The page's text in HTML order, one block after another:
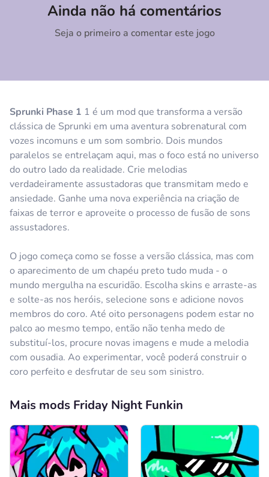
Sprunki Phase 1 1 é um mod que transforma a versão
clássica de Sprunki em uma aventura sobrenatural com
vozes incomuns e um som sombrio. Dois mundos
paralelos se entrelaçam aqui, mas o foco está no universo
do outro lado da realidade. Crie melodias
verdadeiramente assustadoras que transmitam medo e
ansiedade. Ganhe uma nova experiência na criação de
faixas de terror e aproveite o processo de fusão de sons
assustadores.
O jogo começa como se fosse a versão clássica, mas com
o aparecimento de um chapéu preto tudo muda - o
mundo mergulha na escuridão. Escolha skins e arraste-as
e solte-as nos heróis, selecione sons e adicione novos
membros do coro. Até oito personagens podem estar no
palco ao mesmo tempo, então não tenha medo de
substituí-los, procure novas imagens e mude a melodia
com ousadia. Ao experimentar, você poderá construir o
coro perfeito e desfrutar de seu som sinistro.
Ainda não há comentários
Seja o primeiro a comentar este jogo
Mais mods Friday Night Funkin